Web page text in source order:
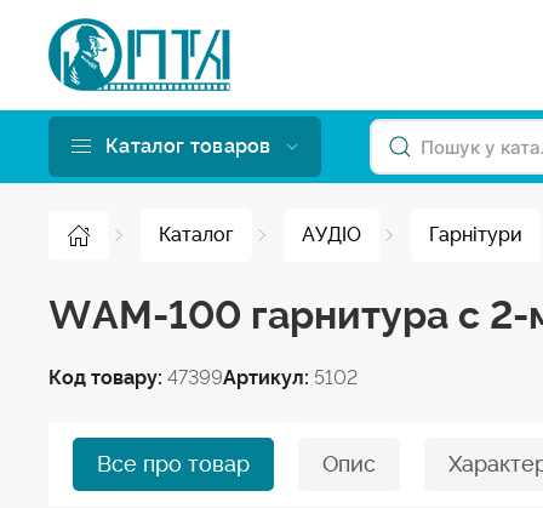
Каталог товаров
Каталог АУДІО Гарнітури
WAM-100 гарнитура с
Код товару: 47399Артикул: 5102
Все про товар Опис